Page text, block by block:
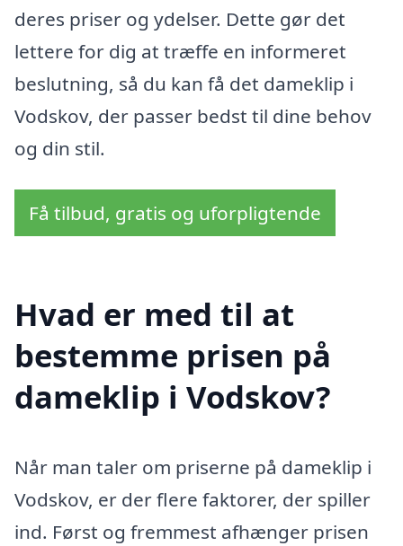
deres priser og ydelser. Dette gør det
lettere for dig at træffe en informeret
beslutning, så du kan få det dameklip i
Vodskov, der passer bedst til dine behov
og din stil.
Få tilbud, gratis og uforpligtende
Hvad er med til at
bestemme prisen på
dameklip i Vodskov?
Når man taler om priserne på dameklip i
Vodskov, er der flere faktorer, der spiller
ind. Først og fremmest afhænger prisen